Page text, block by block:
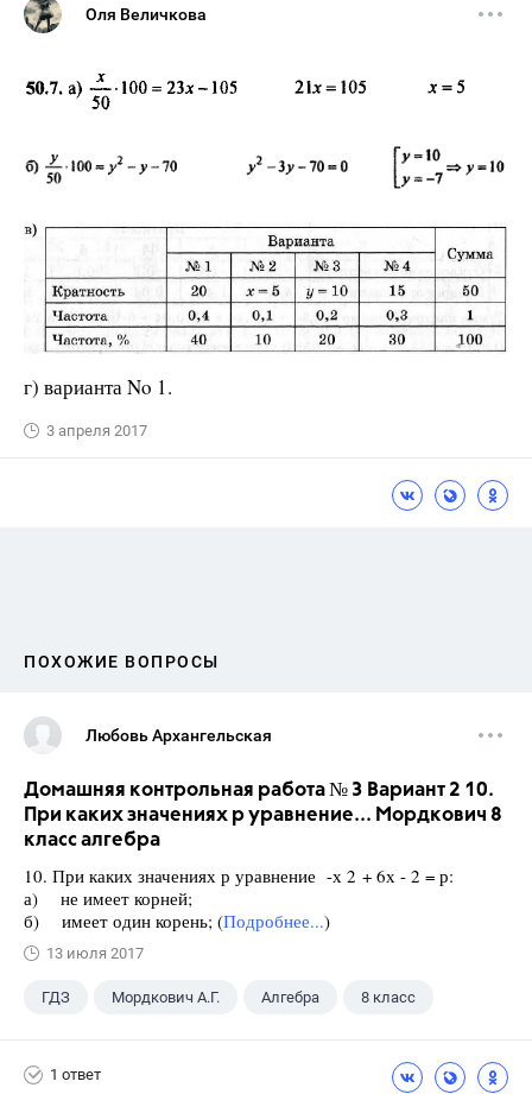
Оля Величкова
г) варианта No 1.
3 апреля 2017
ПОХОЖИЕ ВОПРОСЫ
Любовь Архангельская
Домашняя контрольная работа № 3 Вариант 2 10.
При каких значениях р уравнение... Мордкович 8
класс алгебра
10. При каких значениях р уравнение -х 2 + 6х - 2 = р:
а) не имеет корней;
б) имеет один корень; (Подробнее...)
13 июля 2017
ГДЗ Мордкович А.Г. Алгебра 8 класс
1 ответ